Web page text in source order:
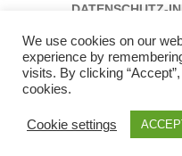
DATENSCHUTZ-
Öffungszeiten:
We use cookies on our
experience by
visits. By clicking
cookies.
Cookie settings